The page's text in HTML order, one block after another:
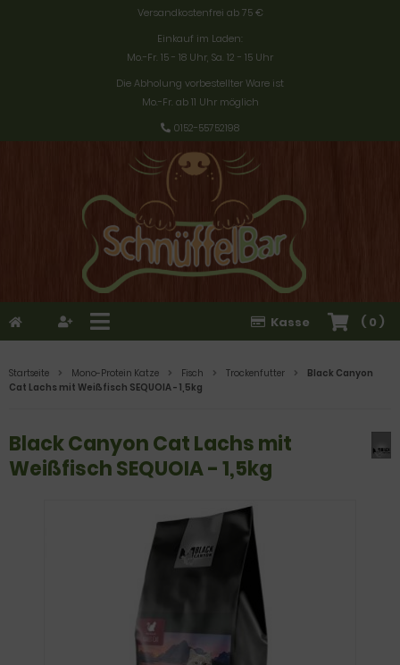
Versandkostenfrei ab 75 €
Einkauf im Laden:
Mo.-Fr. 15 - 18 Uhr, Sa. 12 - 15 Uhr
Die Abholung vorbestellter Ware ist
Mo.-Fr. ab 11 Uhr möglich
0152-55752198
( 0 )
Kasse
Startseite Mono-Protein Katze Fisch Trockenfutter
Black Canyon
Cat Lachs mit Weißfisch SEQUOIA - 1,5kg
Black Canyon Cat Lachs mit
Weißfisch SEQUOIA - 1,5kg